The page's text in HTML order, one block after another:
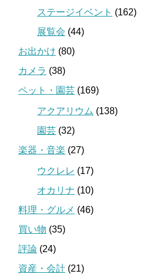
ステージイベント (162)
展覧会 (44)
お出かけ (80)
カメラ (38)
ペット・園芸 (169)
アクアリウム (138)
園芸 (32)
楽器・音楽 (27)
ウクレレ (17)
オカリナ (10)
料理・グルメ (46)
買い物 (35)
評論 (24)
資産・会計 (21)